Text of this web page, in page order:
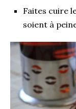
Faites cuire
soient à